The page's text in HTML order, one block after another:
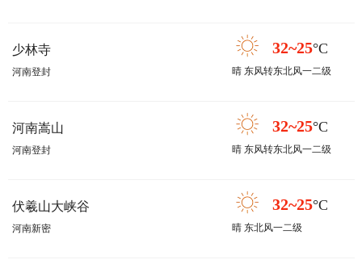
少林寺
河南登封
32~25°C
晴 东风转东北风一二级
河南嵩山
河南登封
32~25°C
晴 东风转东北风一二级
伏羲山大峡谷
河南新密
32~25°C
晴 东北风一二级